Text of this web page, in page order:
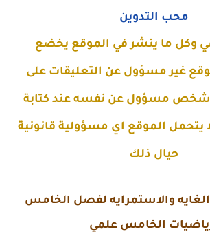
محب التدوين
وكل ما ينشر في الموقع يخضع
غير مسؤول عن التعليقات على
شخص مسؤول عن نفسه عند كتابة
يتحمل الموقع اي مسؤولية قانونية
حيال ذلك
الغايه والاستمرايه لفصل الخامس
الخامس علمي